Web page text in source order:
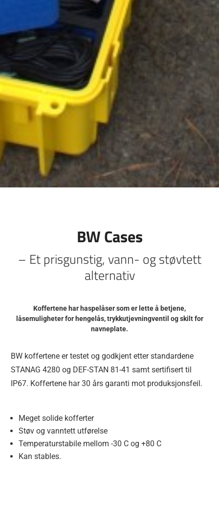
BW Cases
– Et prisgunstig, vann- og støvtett
alternativ
Koffertene har haspelåser som er lette å betjene,
låsemuligheter for hengelås, trykkutjevningventil og skilt for
navneplate.
BW koffertene er testet og godkjent etter standardene
STANAG 4280 og DEF-STAN 81-41 samt sertifisert til
IP67. Koffertene har 30 års garanti mot produksjonsfeil.
Meget solide kofferter
Støv og vanntett utførelse
Temperaturstabile mellom -30 C og +80 C
Kan stables.